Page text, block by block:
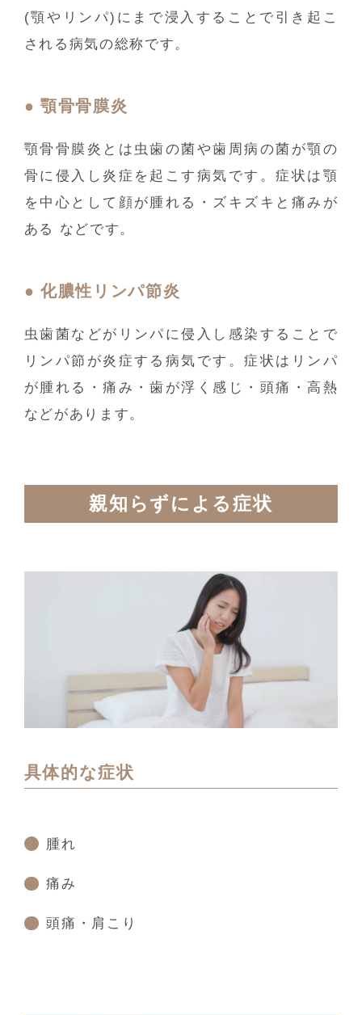
(顎やリンパ)にまで浸入することで引き起こ
される病気の総称です。
顎骨骨膜炎
顎骨骨膜炎とは虫歯の菌や歯周病の菌が顎の
骨に侵入し炎症を起こす病気です。症状は顎
を中心として顔が腫れる・ズキズキと痛みが
ある などです。
化膿性リンパ節炎
虫歯菌などがリンパに侵入し感染することで
リンパ節が炎症する病気です。症状はリンパ
が腫れる・痛み・歯が浮く感じ・頭痛・高熱
などがあります。
親知らずによる症状
具体的な症状
腫れ
痛み
頭痛・肩こり